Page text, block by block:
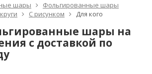
шары
Фольгированные шары
С рисунком Для кого
шары на
с доставкой по